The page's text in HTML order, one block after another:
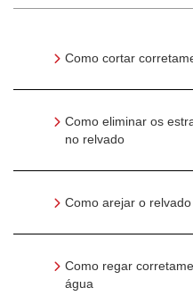
Como cortar
Como eliminar os
no relvado
Como arejar o
Como regar
água